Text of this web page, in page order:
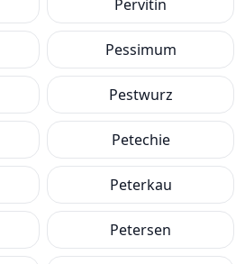
Pervitin
Pessimum
Pestwurz
Petechie
Peterkau
Petersen